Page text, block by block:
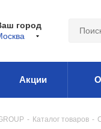
город
Акции
- Каталог товаров -